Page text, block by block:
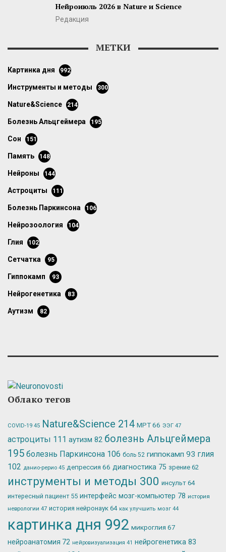
Нейроиюль 2026 в Nature и Science
Редакция
МЕТКИ
картинка дня 992
инструменты и методы 300
Nature&Science 214
болезнь Альцгеймера 195
сон 151
память 148
нейроны 144
астроциты 111
болезнь Паркинсона 106
нейрозоология 104
глия 102
сетчатка 95
гиппокамп 93
нейрогенетика 83
аутизм 82
Облако тегов
COVID-19 45 Nature&Science 214 МРТ66 ЭЭГ 47
астроциты 111 аутизм 82 болезнь Альцгеймера
195 болезнь Паркинсона 106 боль 52 гиппокамп 93 глия
102 данио-рерио 45 депрессия 66 диагностика 75 зрение 62
инструменты и методы 300 инсульт 64
интересный пациент 55 интерфейс мозг-компьютер 78 история
неврологии 47 история нейронаук 64 как улучшить мозг 44
картинка дня 992 микроглия 67
нейроанатомия 72 нейровизуализация 41 нейрогенетика 83